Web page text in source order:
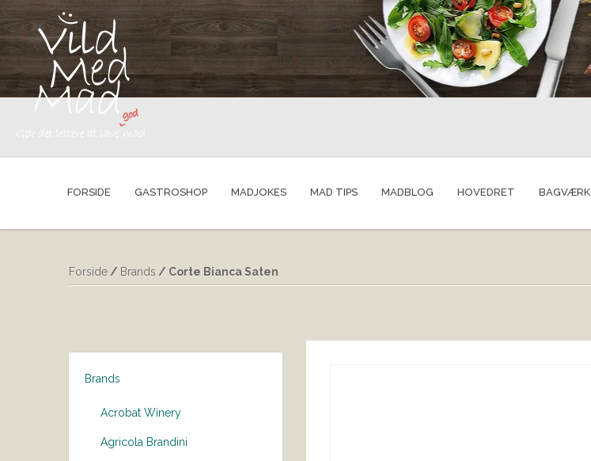
FORSIDE GASTROSHOP MADJOKES MAD TIPS MADBLOG HOVEDRET BAGVÆRK
Forside / Brands / Corte Bianca Saten
Brands
Acrobat Winery
Agricola Brandini